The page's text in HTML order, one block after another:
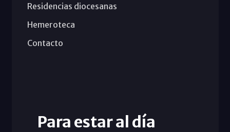
Residencias diocesanas
Hemeroteca
Contacto
Para estar al día